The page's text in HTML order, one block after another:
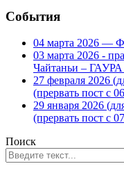
События
04 марта 2026 —
03 марта 2026 -
Чайтаньи –
27 февраля 2026
(прервать пост с
29 января 2026
(прервать пост с
Поиск